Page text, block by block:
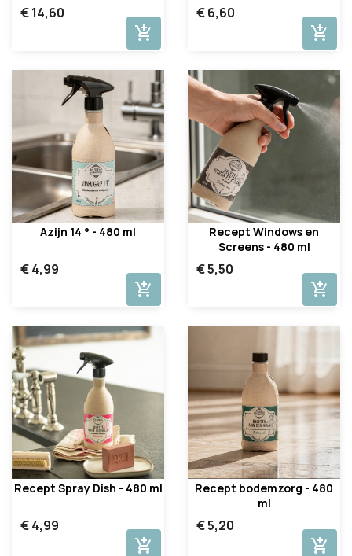
€ 14,60
add_shopping_cart
€ 6,60
add_shopping_cart
Azijn 14 ° - 480 ml
€ 4,99
add_shopping_cart
Recept Windows en
Screens - 480 ml
€ 5,50
add_shopping_cart
Recept Spray Dish - 480 ml
€ 4,99
add_shopping_cart
Recept bodemzorg - 480
ml
€ 5,20
add_shopping_cart